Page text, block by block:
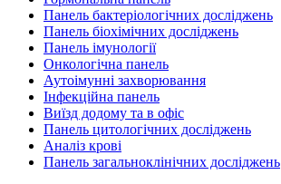
Панель бактеріологічних досліджень
Панель біохімічних досліджень
Панель імунології
Онкологічна панель
Аутоімунні захворювання
Інфекційна панель
Виїзд додому та в офіс
Панель цитологічних досліджень
Аналіз крові
Панель загальноклінічних досліджень